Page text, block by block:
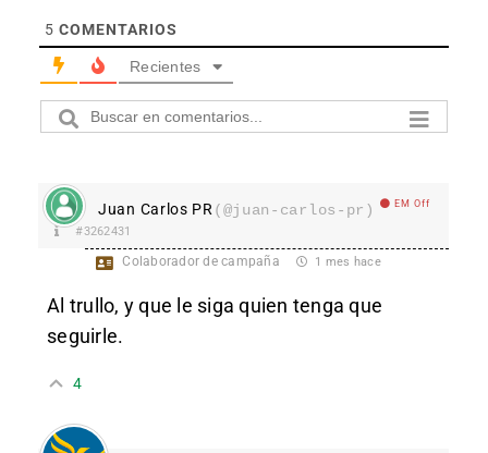
5 COMENTARIOS
Recientes
Juan Carlos PR (@juan-carlos-pr) EM Off
#3262431
Colaborador de campaña 1 mes hace
Al trullo, y que le siga quien tenga que
seguirle.
4